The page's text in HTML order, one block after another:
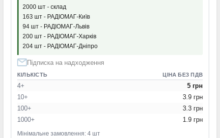
2000 шт - склад
163 шт - РАДІОМАГ-Київ
94 шт - РАДІОМАГ-Львів
200 шт - РАДІОМАГ-Харків
204 шт - РАДІОМАГ-Дніпро
Підписка на надходження
КІЛЬКІСТЬ ЦІНА БЕЗ ПДВ
4+
5 грн
10+
3.9 грн
100+
3.3 грн
1000+
1.9 грн
Мінімальне замовлення: 4 шт